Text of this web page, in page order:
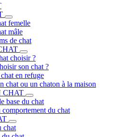
femelle
mâle
de chat
choisir ?
son chat ?
en refuge
chat ou un chaton à la maison
CHAT
base du chat
comportement du chat
chat